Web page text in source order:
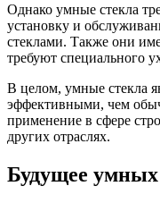
Однако умные стекла
установку и
стеклами. Также они
требуют специального
В целом, умные стекла
эффективными, чем
применение в сфере
других отраслях.
Будущее умных